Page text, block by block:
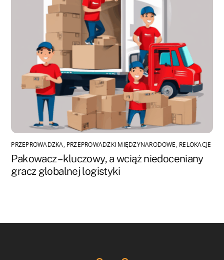
PRZEPROWADZKA, PRZEPROWADZKI MIĘDZYNARODOWE, RELOKACJE
Pakowacz – kluczowy, a wciąż niedoceniany
gracz globalnej logistyki